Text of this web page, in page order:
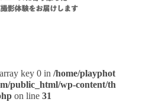
key 0 in /home/playphot
public_html/wp-content/th
on line 31